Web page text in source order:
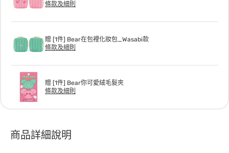
條款及細則
贈 [1件] Bear在包裡化妝包_Wasabi款
條款及細則
贈 [1件] Bear你可愛絨毛髮夾
條款及細則
商品詳細說明